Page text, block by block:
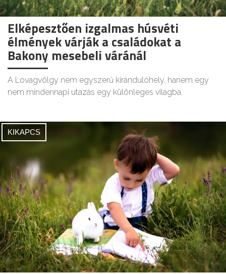
Elképesztően izgalmas húsvéti
élmények várják a családokat a
Bakony mesebeli váránál
A Lovagvölgy nem egyszerű kirándulóhely, hanem egy
nem mindennapi utazás egy különleges világba.
KIKAPCS